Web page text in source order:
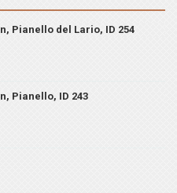
Pianello del Lario, ID 254
Pianello, ID 243